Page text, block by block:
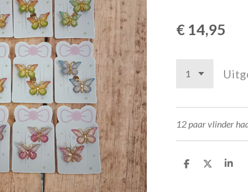
€ 14,95
12 paar vlinder
D
D
S